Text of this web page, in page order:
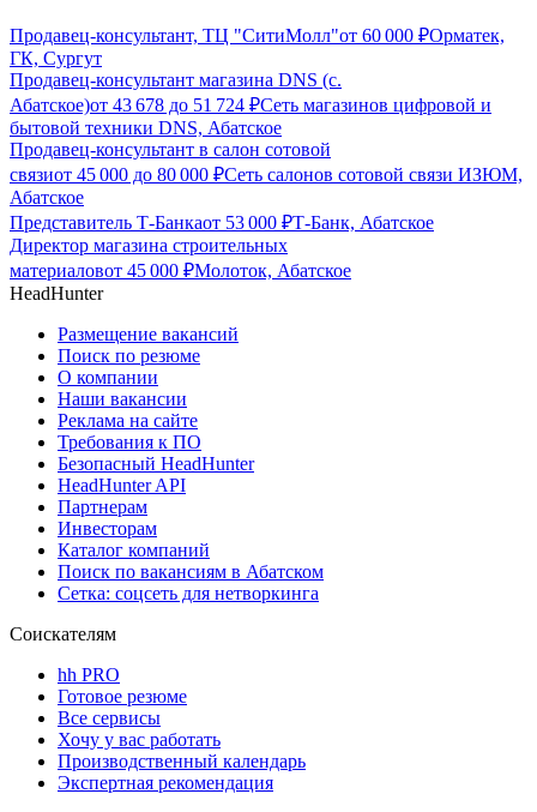
Продавец-консультант, ТЦ "СитиМолл"от 60 000 ₽Орматек,
ГК, Сургут
Продавец-консультант магазина DNS (с.
Абатское)от 43 678 до 51 724 ₽Сеть магазинов цифровой и
бытовой техники DNS, Абатское
Продавец-консультант в салон сотовой
связиот 45 000 до 80 000 ₽Сеть салонов сотовой связи ИЗЮМ,
Абатское
Представитель Т-Банкаот 53 000 ₽Т-Банк, Абатское
Директор магазина строительных
материаловот 45 000 ₽Молоток, Абатское
HeadHunter
Размещение вакансий
Поиск по резюме
О компании
Наши вакансии
Реклама на сайте
Требования к ПО
Безопасный HeadHunter
HeadHunter API
Партнерам
Инвесторам
Каталог компаний
Поиск по вакансиям в Абатском
Сетка: соцсеть для нетворкинга
Соискателям
hh PRO
Готовое резюме
Все сервисы
Хочу у вас работать
Производственный календарь
Экспертная рекомендация